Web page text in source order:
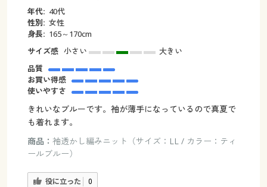
年代: 40代
性別: 女性
身長: 165～170cm
サイズ感 小さい
大きい
品質
お買い得感
使いやすさ
きれいなブルーです。袖が薄手になっているので真夏で
も着れます。
商品： 袖透かし編みニット（サイズ：LL / カラー：ティ
ールブルー）
役に立った 0